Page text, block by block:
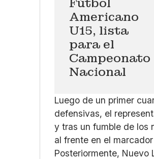
Americano
U15, lista
para el
Campeonato
Nacional
Luego de un primer
defensivas, el
y tras un fumble de los
al frente en el
Posteriormente, Nuevo